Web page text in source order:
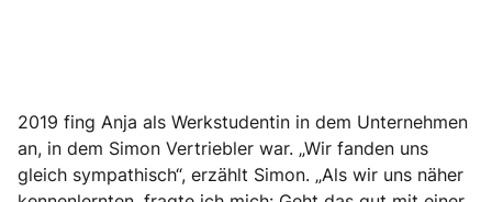
2019 fing Anja als Werkstudentin in dem Unternehmen
an, in dem Simon Vertriebler war. „Wir fanden uns
gleich sympathisch“, erzählt Simon. „Als wir uns näher